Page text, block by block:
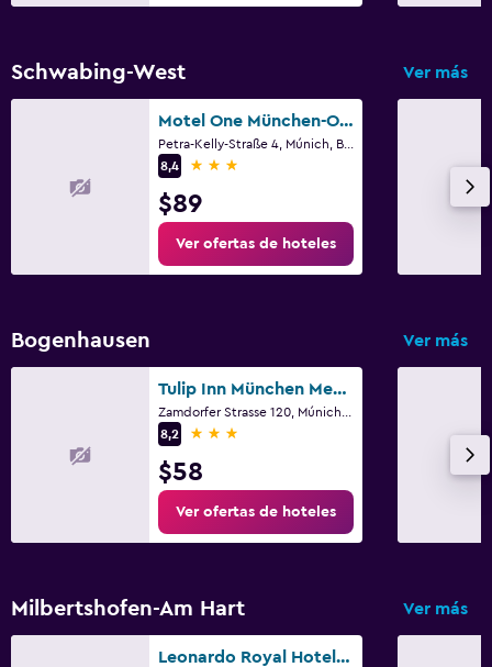
Schwabing-West Ver más
Motel One München-Olympia Gate
8,4
3 estrellas
$89
Ver ofertas de hoteles
Bogenhausen Ver más
Tulip Inn München Messe
8,2
3 estrellas
$58
Ver ofertas de hoteles
Milbertshofen-Am Hart Ver más
Leonardo Royal Hotel Munich